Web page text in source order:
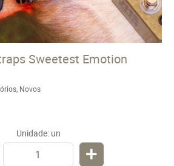
Sweetest Emotion
Novos
Unidade: un